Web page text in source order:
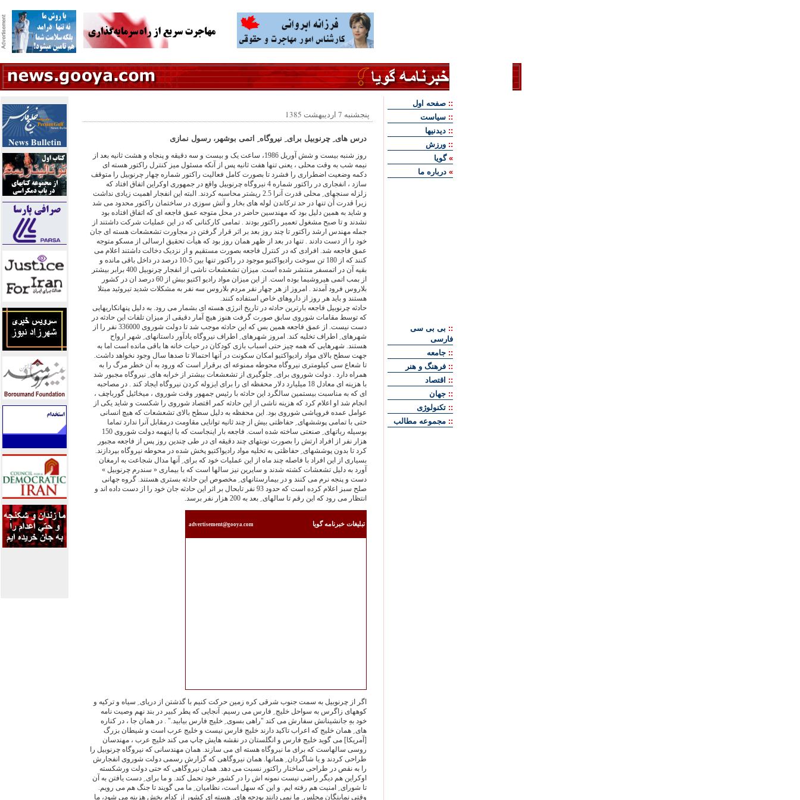
پنجشنبه 7 اردیبهشت 1385
درس های ِ چرنوبیل برای ِ نیروگاه ِ اتمی بوشهر، رسول نمازی
روز شنبه بیست و شش آوریل 1986، ساعت یک و بیست و سه دقیقه و پنجاه و هشت ثانیه بعد از
نیمه شب به وقت محلی ، یعنی تنها هفت ثانیه پس از آنکه مسئول میز کنترل راکتور هسته ای
دکمه وضعیت اضطراری را فشرد تا بصورت کامل فعالیت راکتور شماره چهار چرنوبیل را متوقف
سازد ، انفجاری در راکتور شماره 4 نیروگاه چرنوبیل واقع در جمهوری اوکراین اتفاق افتاد که
زلزله سنجهای ِ محلی قدرت آنرا 2.5 ریشتر محاسبه کردند. البته این انفجار اهمیت زیادی نداشت
زیرا قدرت آن تنها در حد ترکاندن لوله های بخار و آتش سوزی در ساختمان راکتور محدود می شد
و شاید به همین دلیل بود که مهندسین حاضر در محل متوجه عمق فاجعه ای که اتفاق افتاده بود
نشدند و تا صبح مشغول تعمیر راکتور بودند . تمامی کارکنانی که در این عملیات شرکت داشتند از
جمله مهندس ارشد راکتور تا چند روز بعد بر اثر قرار گرفتن در مجاورت تشعشعات هسته ای جان
خود را از دست دادند . تنها در بعد از ظهر همان روز بود که هیأت تحقیق ارسالی از مسکو متوجه
عمق فاجعه شد. افرادی که در کنترل فاجعه بصورت مستقیم و از نزدیک دخالت داشتند اعلام می
کنند که از 180 تن سوخت رادیواکتیو موجود در راکتور تنها بین 5-10 درصد در داخل باقی مانده و
بقیه آن در اتمسفر منتشر شده است. میزان تشعشعات ناشی از انفجار چرنوبیل 400 برابر بیشتر
از بمب اتمی هیروشیما بوده است. از این میزان مواد رادیو اکتیو بیش از 60 درصد ان در کشور
بلاروس فرود آمدند . امروز از هر چهار نفر مردم بلاروس سه نفر به مشکلات شدید تیروئید مبتلا
هستند و باید هر روز از داروهای خاص استفاده کنند.
حادثه چرنوبیل فاجعه بارترین حادثه در تاریخ انرژی هسته ای بشمار می رود. به دلیل پنهانکاریهایی
که توسط مقامات شوروی سابق صورت گرفت هنوز هیچ آمار دقیقی از میزان تلفات این حادثه در
دست نیست. از عمق فاجعه همین بس که این حادثه موجب شد تا دولت شوروی 336000 نفر را از
شهرهای ِ اطراف تخلیه کند. امروز شهرهای ِ اطراف نیروگاه یادآور داستانهای ِ شهر ارواح
هستند. شهرهایی که همه چیز حتی اسباب بازی کودکان در حیات خانه ها باقی مانده است اما به
جهت سطح بالای مواد رادیواکتیو امکان سکونت در آنها احتمالا تا صدها سال وجود نخواهد داشت.
تا شعاع سی کیلومتری نیروگاه محوطه ممنوعه ای برقرار است که ورود به آن خطر مرگ را به
همراه دارد . دولت شوروی برای ِ جلوگیری از تشعشعات بیشتر از خرابه های ِ نیروگاه مجبور شد
با هزینه ای معادل 18 میلیارد دلار محفظه ای را برای ایزوله کردن نیروگاه ایجاد کند . در مصاحبه
ای که به مناسبت بیستمین سالگرد این حادثه با رئیس جمهور وقت شوروی ، میخائیل گورباچف ،
انجام شد او اعلام کرد که هزینه ناشی از این حادثه کمر اقتصاد شوروی را شکست و شاید یکی از
عوامل عمده فروپاشی شوروی بود. این محفظه به دلیل سطح بالای تشعشعات که هیچ انسانی
حتی با تمامی پوششهای ِ حفاظتی بیش از چند ثانیه توانایی مقاومت درمقابل آنرا ندارد تماما
بوسیله رباتهای ِ صنعتی ساخته شده است. فاجعه بار اینجاست که با اینهمه دولت شوروی 150
هزار نفر از افراد ارتش را بصورت نوبتهای چند دقیقه ای در طی چندین روز پس از فاجعه مجبور
کرد تا بدون پوششهای ِ حفاظتی به تخلیه مواد رادیواکتیو پخش شده در محوطه نیروگاه بپردازند.
بسیاری از این افراد با فاصله چند ماه از این عملیات خود که برای ِ آنها مدال شجاعت به ارمغان
آورد به دلیل تشعشات کشته شدند و سایرین نیز سالها است که با بیماری « سندرم چرنوبیل »
دست و پنجه نرم می کنند و در بیمارستانهای ِ مخصوص این حادثه بستری هستند. گروه جهانی
صلح سبز اعلام کرده است که حدود 93 نفر تابحال بر اثر این حادثه جان خود را از دست داده اند و
انتظار می رود که این رقم تا سالهای ِ بعد به 200 هزار نفر برسد.
تبليغات خبرنامه گويا advertisement@gooya.com
اگر از چرنوبیل به سمت جنوب شرقی کره زمین حرکت کنیم با گذشتن از دریای ِ سیاه و ترکیه و
کوههای زاگرس به سواحل خلیج ِ فارس می رسیم. آنجایی که پطر کبیر در بند نهم وصیت نامه
خود بهِ جانشینانش سفارش می کند "راهی بسوی ِ خلیج فارس بیابید." . در همان جا ، در کناره
های ِ همان خلیج که اعراب تاکید دارند خلیج فارس نیست و خلیج عرب است و شیطان بزرگ
[آمریکا] می گوید خلیج فارس و انگلستان در نقشه هایش چاپ می کند خلیج عرب ، مهندسان
روسی سالهاست که برای ما نیروگاه هسته ای می سازند. همان مهندسانی که نیروگاه چرنوبیل را
طراحی کردند و یا شاگردان ِ همانها. همان نیروگاهی که گزارش رسمی دولت شوروی انفجارش
را به نقص در طراحی ساختار راکتور نسبت می دهد. همان نیروگاهی که حتی دولت ورشکسته
اوکراین هم دیگر راضی نیست نمونه اش را در کشور خود تحمل کند. و ما برای ِ دست یافتن به آن
تا شورای ِ امنیت هم رفته ایم. و این که سهل است، نظامیان ِ ما می گویند تا جنگ هم می رویم.
وقتی نماینگان مجلس ِ ما نمی دانند بودجه های ِ هسته ای کشور از کدام بخش هزینه می شود، ما
:: صفحه اول
:: سياست
:: ديدنيها
:: ورزش
»گويا
» درباره ما
:: بی بی سی
فارسی
:: جامعه
:: فرهنگ و هنر
:: اقتصاد
:: جهان
:: تکنولوژی
:: مجموعه مطالب